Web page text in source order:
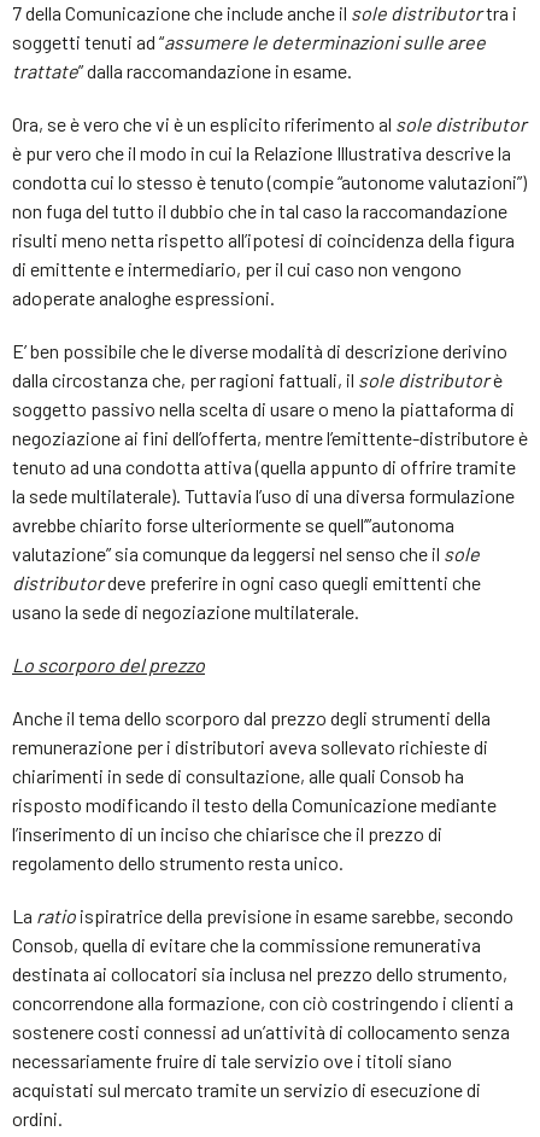
7 della Comunicazione che include anche il sole distributortra i
soggetti tenuti ad “assumere le determinazioni sulle aree
trattate” dalla raccomandazione in esame.
Ora, se è vero che vi è un esplicito riferimento al sole distributor
è pur vero che il modo in cui la Relazione Illustrativa descrive la
condotta cui lo stesso è tenuto (compie “autonome valutazioni”)
non fuga del tutto il dubbio che in tal caso la raccomandazione
risulti meno netta rispetto all’ipotesi di coincidenza della figura
di emittente e intermediario, per il cui caso non vengono
adoperate analoghe espressioni.
E’ ben possibile che le diverse modalità di descrizione derivino
dalla circostanza che, per ragioni fattuali, il sole distributorè
soggetto passivo nella scelta di usare o meno la piattaforma di
negoziazione ai fini dell’offerta, mentre l’emittente-distributore è
tenuto ad una condotta attiva (quella appunto di offrire tramite
la sede multilaterale). Tuttavia l’uso di una diversa formulazione
avrebbe chiarito forse ulteriormente se quell’”autonoma
valutazione” sia comunque da leggersi nel senso che il sole
distributordeve preferire in ogni caso quegli emittenti che
usano la sede di negoziazione multilaterale.
Lo scorporo del prezzo
Anche il tema dello scorporo dal prezzo degli strumenti della
remunerazione per i distributori aveva sollevato richieste di
chiarimenti in sede di consultazione, alle quali Consob ha
risposto modificando il testo della Comunicazione mediante
l’inserimento di un inciso che chiarisce che il prezzo di
regolamento dello strumento resta unico.
La ratio ispiratrice della previsione in esame sarebbe, secondo
Consob, quella di evitare che la commissione remunerativa
destinata ai collocatori sia inclusa nel prezzo dello strumento,
concorrendone alla formazione, con ciò costringendo i clienti a
sostenere costi connessi ad un’attività di collocamento senza
necessariamente fruire di tale servizio ove i titoli siano
acquistati sul mercato tramite un servizio di esecuzione di
ordini.